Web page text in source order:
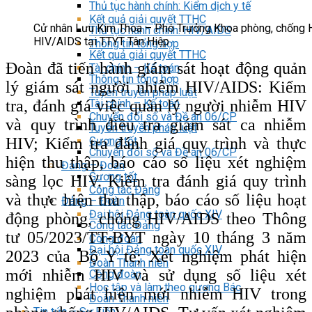
Kết quả giải quyết TTHC
Thông tin tổng hợp
Tài chính – Kế toán
Tuyên truyền pháp luật
Chuyển đổi số và Đề án 06/CP
Gương tốt
Đảng – Đoàn
Công tác Đảng
Đại hội Đảng toàn quốc XIV
Công đoàn
Đoàn Thanh niên
Học tập và làm theo gương Bác
Thủ tục hành chính: Kiểm dịch y tế
Thủ tục hành chính: HIV/AIDS
Kết quả giải quyết TTHC
Thông tin tổng hợp
Tài chính – Kế toán
Tuyên truyền pháp luật
Chuyển đổi số và Đề án 06/CP
Gương tốt
Đảng – Đoàn
Công tác Đảng
Đại hội Đảng toàn quốc XIV
Công đoàn
Đoàn Thanh niên
Cử nhân Lưu Kim Thoa – Phó Trưởng Khoa phòng,
HIV/AIDS tại TTYT Tân Hiệp
Đoàn đã tiến hành giám sát hoạt động quản
lý giám sát người nhiễm HIV/AIDS: Kiểm
tra, đánh giá việc quản lý người nhiễm HIV
và quy trình điều tra giám sát ca nhiễm
HIV; Kiểm tra đánh giá quy trình và thực
hiện thu thập, báo cáo số liệu xét nghiệm
sàng lọc HIV. Kiểm tra đánh giá quy trình
và thực hiện thu thập, báo cáo số liệu hoạt
động phòng, chống HIV/AIDS theo Thông
tư 05/2023/TT-BYT ngày 10 tháng 3 năm
2023 của Bộ Y tế; Xét nghiệm phát hiện
mới nhiễm HIV và sử dụng số liệu xét
nghiệm phát hiện mới nhiễm HIV trong